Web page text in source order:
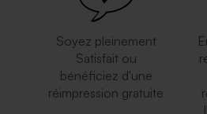
Soyez pleinement
Satisfait ou
bénéficiez d'une
réimpression gratuite